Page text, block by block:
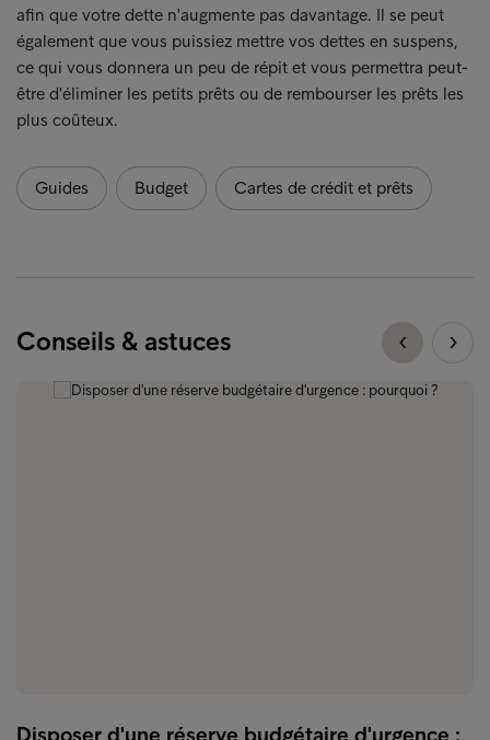
afin que votre dette n'augmente pas davantage. Il se peut
également que vous puissiez mettre vos dettes en suspens,
ce qui vous donnera un peu de répit et vous permettra peut-
être d'éliminer les petits prêts ou de rembourser les prêts les
plus coûteux.
Guides Budget Cartes de crédit et prêts
Conseils & astuces
Disposer d'une réserve budgétaire d'urgence :